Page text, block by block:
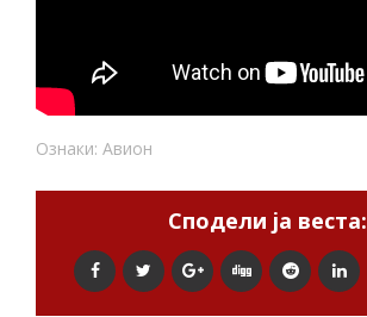
Ознаки: Авион
Сподели ја веста: